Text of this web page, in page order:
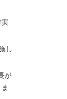
実
し
が